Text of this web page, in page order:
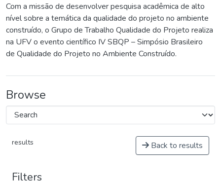
Com a missão de desenvolver pesquisa acadêmica de alto
nível sobre a temática da qualidade do projeto no ambiente
construído, o Grupo de Trabalho Qualidade do Projeto realiza
na UFV o evento científico IV SBQP – Simpósio Brasileiro
de Qualidade do Projeto no Ambiente Construído.
Browse
results Back to results
Filters